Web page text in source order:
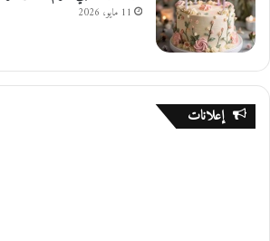
11 مايو، 2026
إعلانات